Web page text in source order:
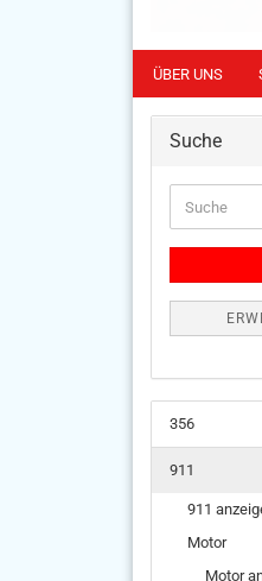
ÜBER UNS
Suche
356
911
911
Motor
Motor